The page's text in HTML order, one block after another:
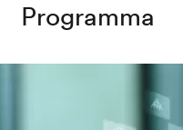
Programma